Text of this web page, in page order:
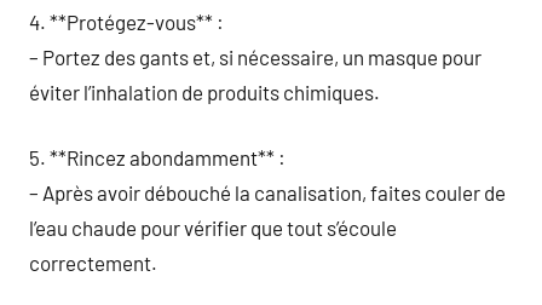
4. **Protégez-vous** :
– Portez des gants et, si nécessaire, un masque pour
éviter l’inhalation de produits chimiques.
5. **Rincez abondamment** :
– Après avoir débouché la canalisation, faites couler de
l’eau chaude pour vérifier que tout s’écoule
correctement.